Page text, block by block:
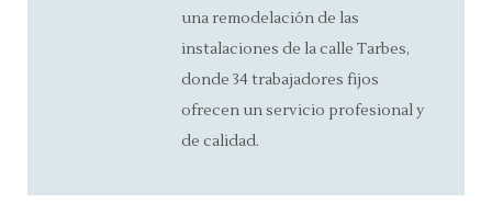
una remodelación de las
instalaciones de la calle Tarbes,
donde 34 trabajadores fijos
ofrecen un servicio profesional y
de calidad.